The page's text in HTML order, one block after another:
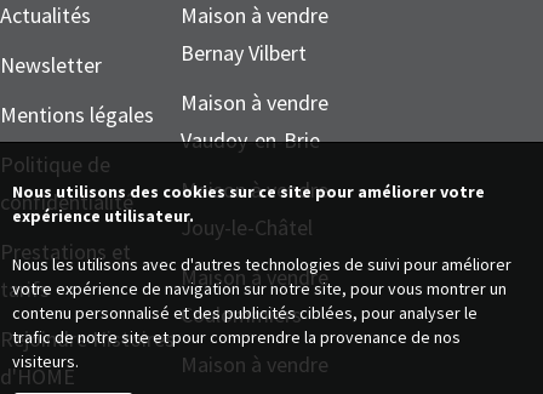
Actualités
Newsletter
Mentions légales
Politique de
confidentialité
Prestations et
tarifs
Rejoindre Histoires
d'HOME
Maison à vendre
Bernay Vilbert
Maison à vendre
Vaudoy-en-Brie
Maison à vendre
Jouy-le-Châtel
Maison à vendre
Coulommiers
Maison à vendre
Nous utilisons des cookies sur ce site pour améliorer votre
expérience utilisateur.
Nous les utilisons avec d'autres technologies de suivi pour améliorer
votre expérience de navigation sur notre site, pour vous montrer un
contenu personnalisé et des publicités ciblées, pour analyser le
trafic de notre site et pour comprendre la provenance de nos
visiteurs.